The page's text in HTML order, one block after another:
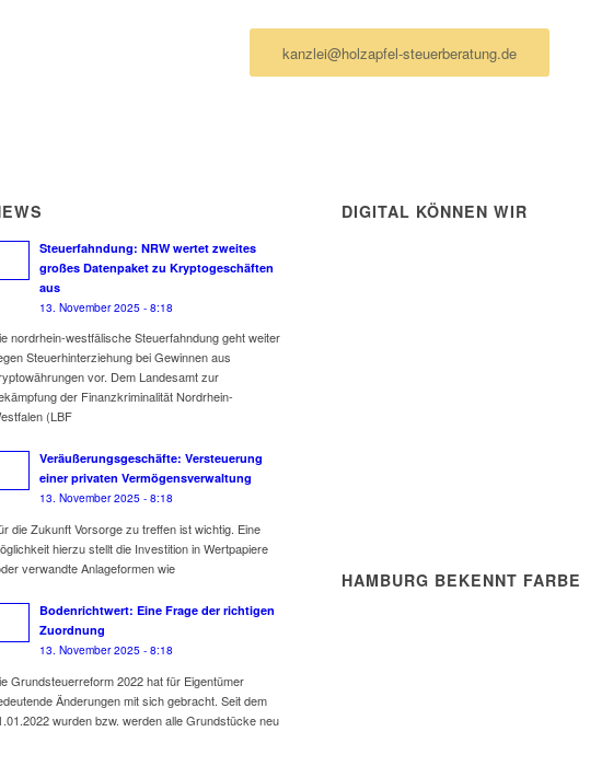
kanzlei@holzapfel-steuerberatung.de
Steuerfahndung: NRW wertet zweites
großes Datenpaket zu Kryptogeschäften
aus
13. November 2025 - 8:18
nordrhein-westfälische Steuerfahndung geht weiter
Steuerhinterziehung bei Gewinnen aus
vor. Dem Landesamt zur
der Finanzkriminalität Nordrhein-
(LBF
Veräußerungsgeschäfte: Versteuerung
einer privaten Vermögensverwaltung
13. November 2025 - 8:18
die Zukunft Vorsorge zu treffen ist wichtig. Eine
hierzu stellt die Investition in Wertpapiere
verwandte Anlageformen wie
Bodenrichtwert: Eine Frage der richtigen
Zuordnung
13. November 2025 - 8:18
Grundsteuerreform 2022 hat für Eigentümer
Änderungen mit sich gebracht. Seit dem
wurden bzw. werden alle Grundstücke neu
DIGITAL KÖNNEN WIR
HAMBURG BEKENNT FARBE